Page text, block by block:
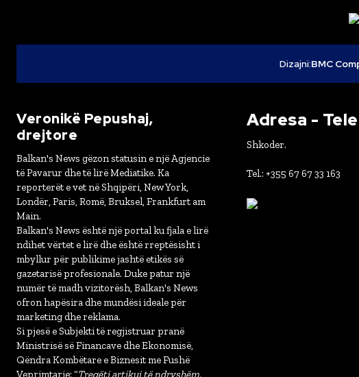
Dizajni:BMC
Veronikë Pepushaj,
drejtore
Balkan's News gëzon statusin e një Agjencie
të Pavarur dhe të lirë Mediatike. Ka
reporterët e vet në Shqipëri, New York,
Londër, Paris, Romë, Bruksel, Frankfurt am
Main.
Balkan's News është një portal ku fjala e lirë
ndihet vërtet e lirë dhe është rreptësisht i
mbyllur për publikime jashtë etikës së
gazetarisë profesionale. Duke patur një
numër të madh vizitorësh, Balkan's News
ofron hapësira dhe mundësi ideale për
marketing dhe reklama.
Si pjesë e Subjekti të regjistruar pranë
Ministrisë së Financave dhe Ekonomisë,
Qëndra Kombëtare e Biznesit me Fushë
Veprimtarie: “Tregëti artikuj të ndryshëm,
Adresa -
Shkoder.
Tel.: +355 67 67 33 163